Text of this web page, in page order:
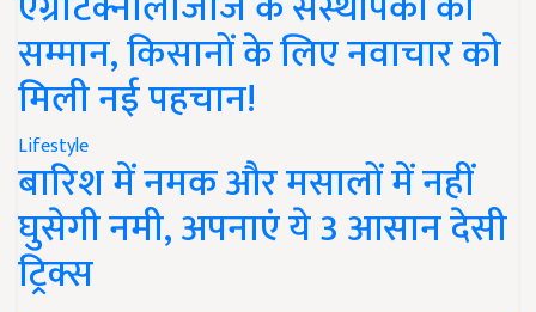
सम्मान, किसानों के लिए नवाचार को
मिली नई पहचान!
Lifestyle
बारिश में नमक और मसालों में नहीं
घुसेगी नमी, अपनाएं ये 3 आसान देसी
ट्रिक्स